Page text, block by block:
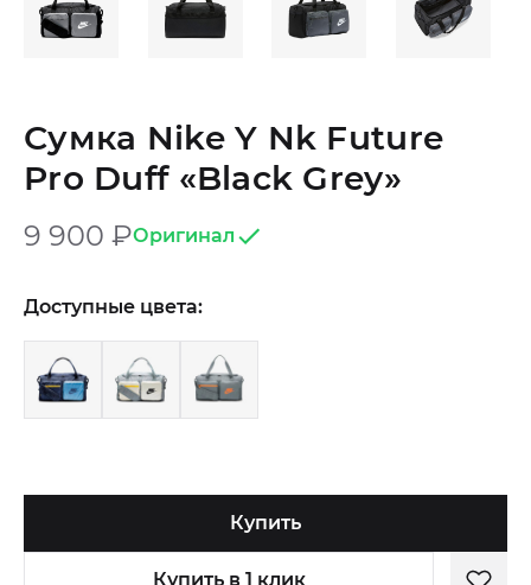
Сумка Nike Y Nk Future
Pro Duff «Black Grey»
9 900 ₽Оригинал
Доступные цвета:
Купить
Купить в 1 клик